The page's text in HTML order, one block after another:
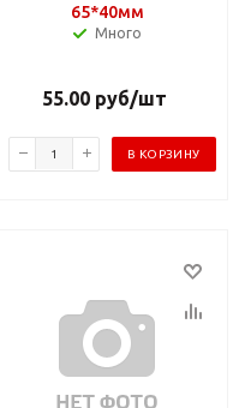
65*40мм
Много
55.00 руб/шт
В КОРЗИНУ